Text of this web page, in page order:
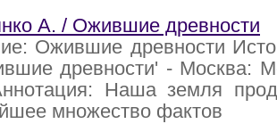
А. / Ожившие древности
Ожившие древности
древности' - Москва:
Наша земля
множество фактов